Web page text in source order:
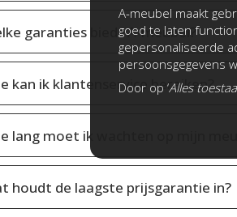
garanties biedt A-meubel?
kan ik klantenservice bereiken?
lang moet ik wachten op mijn
houdt de laagste prijsgarantie in?
A-meubel maakt
goed te laten
gepersonaliseerde
persoonsgegevens
Door op ‘Alles